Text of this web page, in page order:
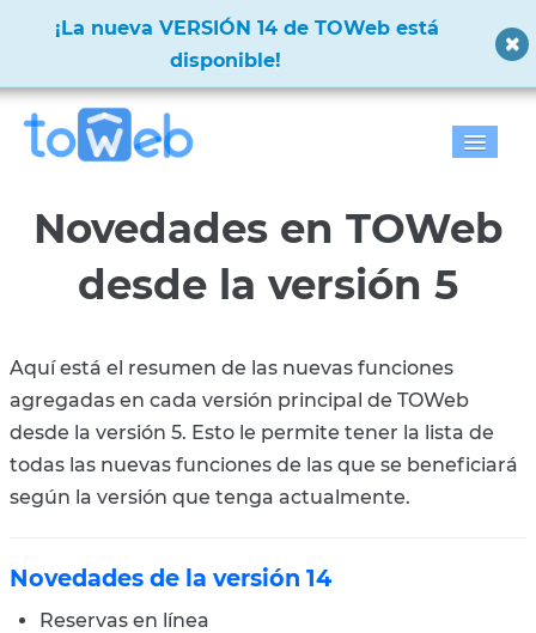
¡La nueva VERSIÓN 14 de TOWeb está
disponible!
Precios
Galería
Soporte
Novedades en TOWeb
desde la versión 5
Aquí está el resumen de las nuevas funciones
agregadas en cada versión principal de TOWeb
desde la versión 5. Esto le permite tener la lista de
todas las nuevas funciones de las que se beneficiará
según la versión que tenga actualmente.
Novedades de la versión 14
Reservas en línea